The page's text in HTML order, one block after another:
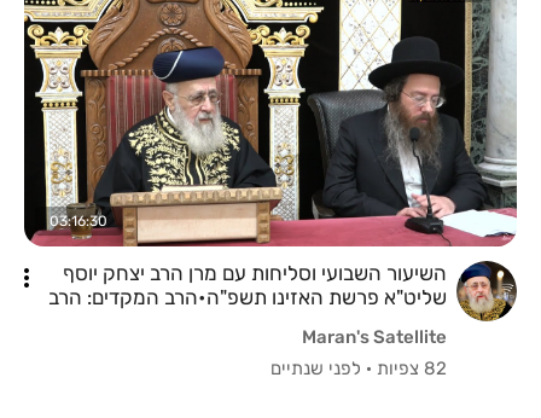
03:16:30
השיעור השבועי וסליחות עם מרן הרב יצחק יוסף
שליט"א פרשת האזינו תשפ"ה•הרב המקדים: הרב
Maran's Satellite
82 צפיות
· לפני שנתיים